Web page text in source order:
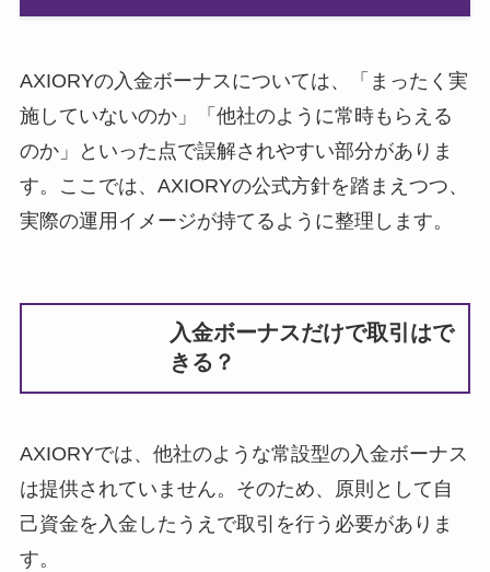
AXIORYの入金ボーナスについては、「まったく実
施していないのか」「他社のように常時もらえる
のか」といった点で誤解されやすい部分がありま
す。ここでは、AXIORYの公式方針を踏まえつつ、
実際の運用イメージが持てるように整理します。
入金ボーナスだけで取引はで
きる？
AXIORYでは、他社のような常設型の入金ボーナス
は提供されていません。そのため、原則として自
己資金を入金したうえで取引を行う必要がありま
す。